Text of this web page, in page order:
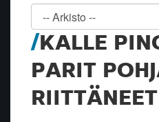
KALLE
PARIT
RIITTÄNEET